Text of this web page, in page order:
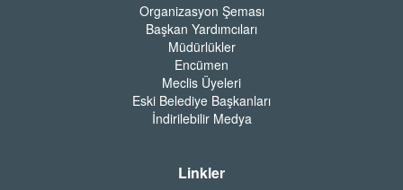
Organizasyon Şeması
Başkan Yardımcıları
Müdürlükler
Encümen
Meclis Üyeleri
Eski Belediye Başkanları
İndirilebilir Medya
Linkler